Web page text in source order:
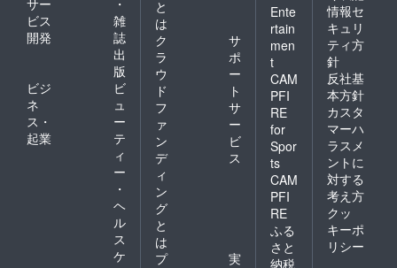
サー
ビス
開発
・
雑
誌
出
版
ビジ
ネ
ス・
起業
ビ
ュ
ー
テ
ィ
ー
・
ヘ
ル
ス
ケ
と
は
ク
ラ
ウ
ド
フ
ァ
ン
デ
ィ
ン
グ
と
は
サ
ポ
ー
ト
サ
ー
ビ
ス
プ
実
Ente
rtain
men
t
CAM
PFI
RE
for
Spor
ts
CAM
PFI
RE
ふる
さと
納税
情報セ
キュリ
ティ方
針
反社基
本方針
カスタ
マーハ
ラスメ
ントに
対する
考え方
クッ
キーポ
リシー